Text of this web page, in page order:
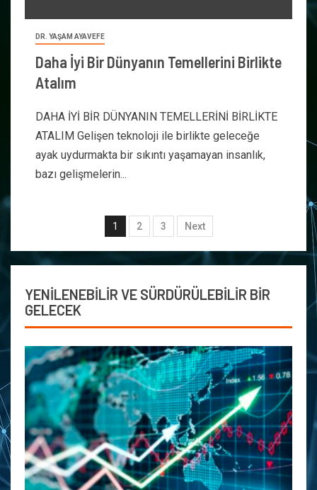
DR. YAŞAM AYAVEFE
Daha İyi Bir Dünyanın Temellerini Birlikte
Atalım
DAHA İYİ BİR DÜNYANIN TEMELLERİNİ BİRLİKTE
ATALIM Gelişen teknoloji ile birlikte geleceğe
ayak uydurmakta bir sıkıntı yaşamayan insanlık,
bazı gelişmelerin...
1 2 3 Next
YENİLENEBİLİR VE SÜRDÜRÜLEBİLİR BİR
GELECEK